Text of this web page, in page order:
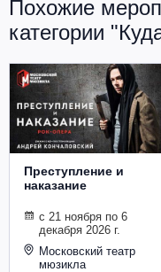
Похожие
категории
Преступление и
наказание
с 21 ноября по 6
декабря 2026 г.
Московский театр
мюзикла